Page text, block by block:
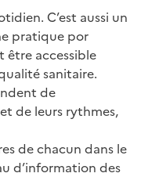
C’est aussi un
pratique por
être accessible
sanitaire.
de
de leurs rythmes,
de chacun dans le
d’information des